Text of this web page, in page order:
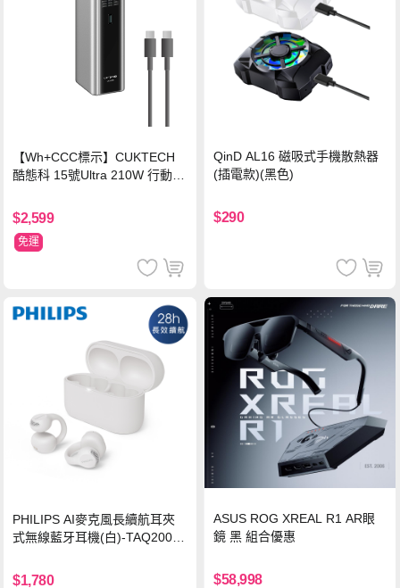
【Wh+CCC標示】CUKTECH
酷態科 15號Ultra 210W 行動電
$2,599
免運
QinD AL16 磁吸式手機散熱器
(插電款)(黑色)
$290
PHILIPS AI麥克風長續航耳夾
式無線藍牙耳機(白)-TAQ2000
$1,780
ASUS ROG XREAL R1 AR眼
鏡 黑 組合優惠
$58,998